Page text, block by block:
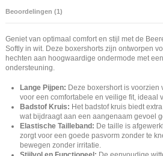
Beoordelingen (1)
Geniet van optimaal comfort en stijl met de
Softly in wit. Deze boxershorts zijn ontworpen
hechten aan hoogwaardige ondermode met
ondersteuning.
Lange Pijpen: Deze boxershort is voorzien
voor een comfortabele en veilige fit, ideaal
Badstof Kruis: Het badstof kruis biedt
wat bijdraagt aan een aangenaam gevoel
Elastische Tailleband: De taille is
zorgt voor een goede pasvorm zonder te
bewegen zonder irritatie.